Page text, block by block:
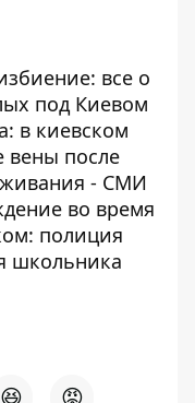
все о
под Киевом
в киевском
вены после
- СМИ
во время
полиция
школьника
😆 😡